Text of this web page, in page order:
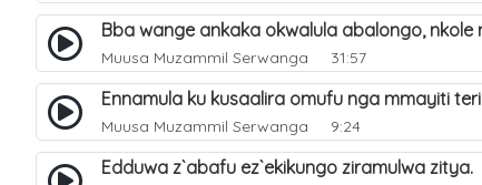
Bba wange ankaka okwalula abalongo, nkole
Muusa Muzammil Serwanga 31:57
Ennamula ku kusaalira omufu nga mmayiti
Muusa Muzammil Serwanga 9:24
Edduwa z`abafu ez`ekikungo ziramulwa zitya.